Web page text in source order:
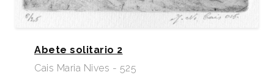
Abete solitario 2
Cais Maria Nives - 525